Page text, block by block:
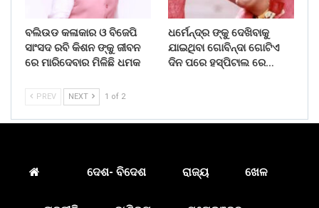
ବଲିଉଡ କଳାକାର ଓ ବିଜେପି
ସାଂସଦ ରବି କିଶନ ଙ୍କୁ ଜୀବନ
ରେ ମାରିଦେବାର ମିଳିଛି ଧମକ
ଧର୍ମେନ୍ଦ୍ର ଙ୍କୁ ଦେଖିବାକୁ
ଯାଇଥିବା ଗୋବିନ୍ଦା ଗୋଟିଏ
ଦିନ ପରେ ହସ୍ପିଟାଲ ରେ…
PREV NEXT 1 of 2
ଦେଶ- ବିଦେଶ ରାଜ୍ୟ ଖେଳ